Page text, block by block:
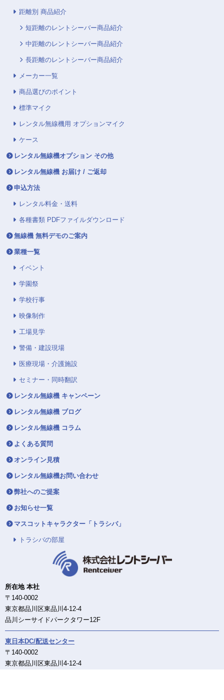
距離別 商品紹介
短距離のレントシーバー商品紹介
中距離のレントシーバー商品紹介
長距離のレントシーバー商品紹介
メーカー一覧
商品選びのポイント
標準マイク
レンタル無線機用 オプションマイク
ケース
レンタル無線機オプション その他
レンタル無線機 お届け / ご返却
申込方法
レンタル料金・送料
各種書類 PDFファイルダウンロード
無線機 無料デモのご案内
業種一覧
イベント
学園祭
学校行事
映像制作
工場見学
警備・建設現場
医療現場・介護施設
セミナー・同時翻訳
レンタル無線機 キャンペーン
レンタル無線機 ブログ
レンタル無線機 コラム
よくある質問
オンライン見積
レンタル無線機お問い合わせ
弊社へのご提案
お知らせ一覧
マスコットキャラクター「トラシバ」
トラシバの部屋
所在地 本社
〒140-0002
東京都品川区東品川4-12-4
品川シーサイドパークタワー12F
東日本DC/配送センター
〒140-0002
東京都品川区東品川4-12-4